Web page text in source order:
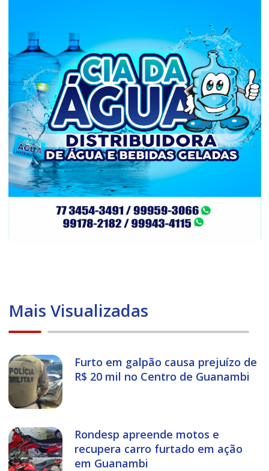
Mais Visualizadas
Furto em galpão causa prejuízo de
R$ 20 mil no Centro de Guanambi
Rondesp apreende motos e
recupera carro furtado em ação
em Guanambi